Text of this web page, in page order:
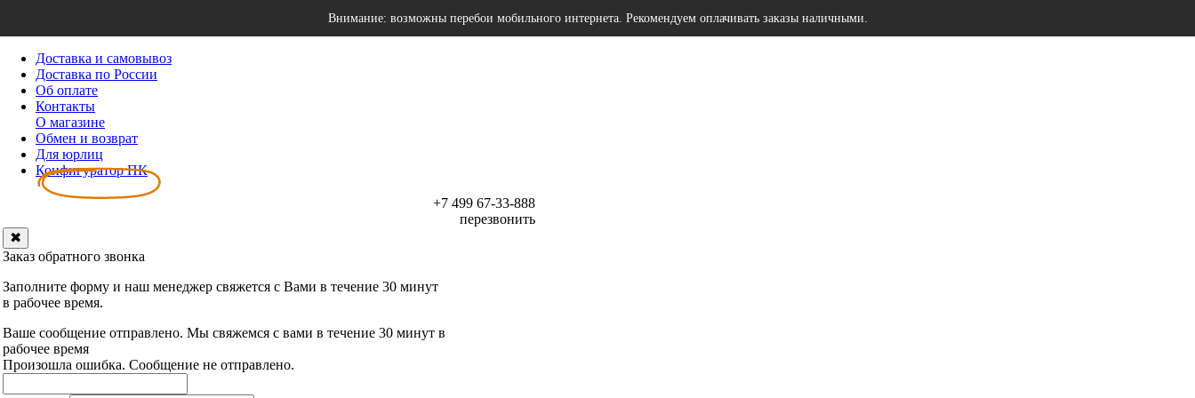
Внимание: возможны перебои мобильного интернета. Рекомендуем оплачивать заказы наличными.
Доставка и самовывоз
Доставка по России
Об оплате
Контакты
О магазине
Обмен и возврат
Для юрлиц
Конфигуратор ПК
+7 499 67-33-888
перезвонить
✖
Заказ обратного звонка
Заполните форму и наш менеджер свяжется с Вами в течение 30 минут
в рабочее время.
Ваше сообщение отправлено. Мы свяжемся с вами в течение 30 минут в
рабочее время
Произошла ошибка. Сообщение не отправлено.